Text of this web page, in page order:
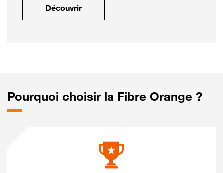
Découvrir
Pourquoi choisir la Fibre Orange ?